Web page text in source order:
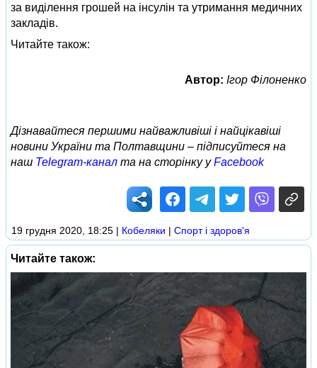
за виділення грошей на інсулін та утримання медичних
закладів.
Читайте також:
Автор: Ігор Філоненко
Дізнавайтеся першими найважливіші і найцікавіші
новини України та Полтавщини – підписуйтеся на
наш Telegram-канал та на сторінку уFacebook
19 грудня 2020, 18:25 | Кобеляки | Спорт і здоров'я
Читайте також: